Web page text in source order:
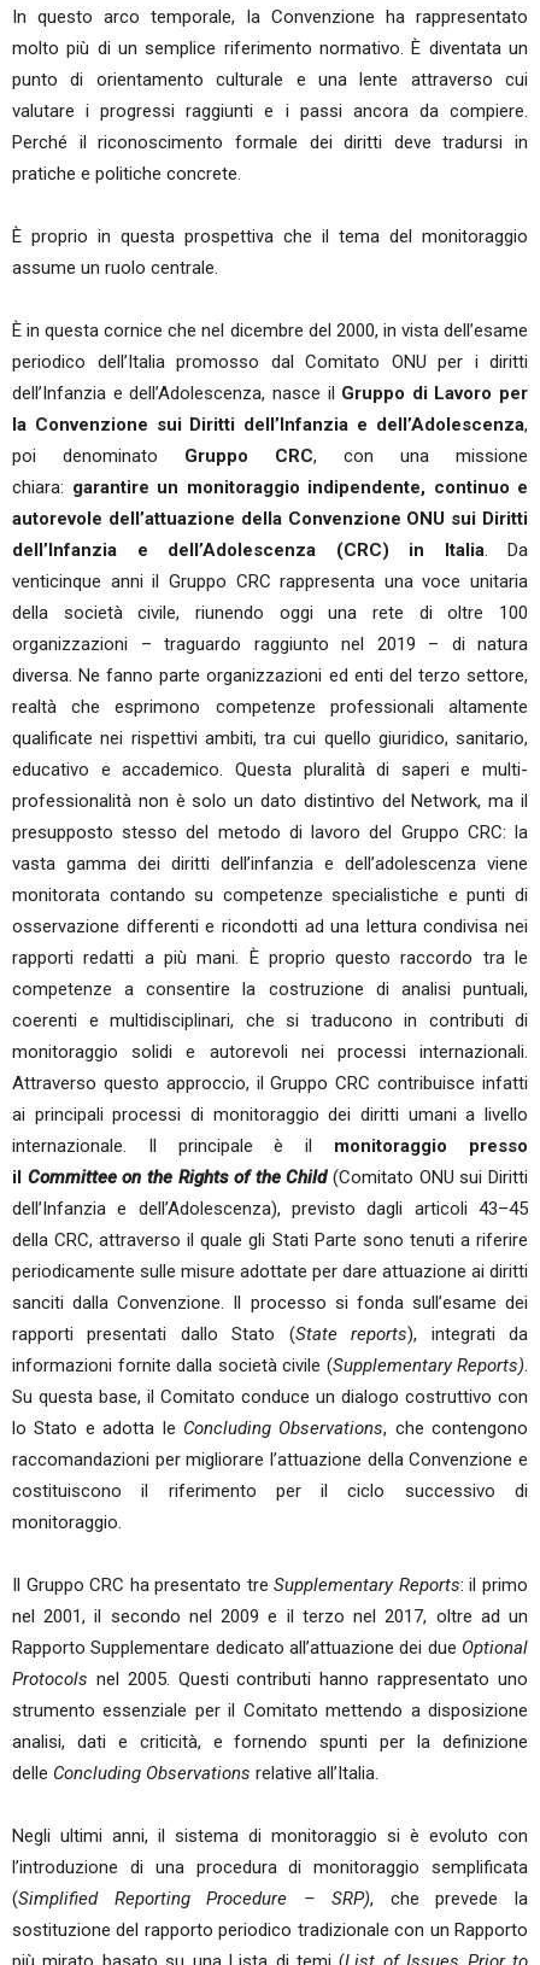
In questo arco temporale, la Convenzione ha rappresentato
molto più di un semplice riferimento normativo. È diventata un
punto di orientamento culturale e una lente attraverso cui
valutare i progressi raggiunti e i passi ancora da compiere.
Perché il riconoscimento formale dei diritti deve tradursi in
pratiche e politiche concrete.
È proprio in questa prospettiva che il tema del monitoraggio
assume un ruolo centrale.
È in questa cornice che nel dicembre del 2000, in vista dell’esame
periodico dell’Italia promosso dal Comitato ONU per i diritti
dell’Infanzia e dell’Adolescenza, nasce il Gruppo di Lavoro per
la Convenzione sui Diritti dell’Infanzia e dell’Adolescenza,
poi denominato Gruppo CRC, con una missione
chiara: garantire un monitoraggio indipendente, continuo e
autorevole dell’attuazione della Convenzione ONU sui Diritti
dell’Infanzia e dell’Adolescenza (CRC) in Italia. Da
venticinque anni il Gruppo CRC rappresenta una voce unitaria
della società civile, riunendo oggi una rete di oltre 100
organizzazioni – traguardo raggiunto nel 2019 – di natura
diversa. Ne fanno parte organizzazioni ed enti del terzo settore,
realtà che esprimono competenze professionali altamente
qualificate nei rispettivi ambiti, tra cui quello giuridico, sanitario,
educativo e accademico. Questa pluralità di saperi e multi-
professionalità non è solo un dato distintivo del Network, ma il
presupposto stesso del metodo di lavoro del Gruppo CRC: la
vasta gamma dei diritti dell’infanzia e dell’adolescenza viene
monitorata contando su competenze specialistiche e punti di
osservazione differenti e ricondotti ad una lettura condivisa nei
rapporti redatti a più mani. È proprio questo raccordo tra le
competenze a consentire la costruzione di analisi puntuali,
coerenti e multidisciplinari, che si traducono in contributi di
monitoraggio solidi e autorevoli nei processi internazionali.
Attraverso questo approccio, il Gruppo CRC contribuisce infatti
ai principali processi di monitoraggio dei diritti umani a livello
internazionale. Il principale è il monitoraggio presso
il Committee on the Rights of the Child(Comitato ONU sui Diritti
dell’Infanzia e dell’Adolescenza), previsto dagli articoli 43–45
della CRC, attraverso il quale gli Stati Parte sono tenuti a riferire
periodicamente sulle misure adottate per dare attuazione ai diritti
sanciti dalla Convenzione. Il processo si fonda sull’esame dei
rapporti presentati dallo Stato (State reports), integrati da
informazioni fornite dalla società civile (Supplementary Reports).
Su questa base, il Comitato conduce un dialogo costruttivo con
lo Stato e adotta le Concluding Observations, che contengono
raccomandazioni per migliorare l’attuazione della Convenzione e
costituiscono il riferimento per il ciclo successivo di
monitoraggio.
Il Gruppo CRC ha presentato treSupplementary Reports: il primo
nel 2001, il secondo nel 2009 e il terzo nel 2017, oltre ad un
Rapporto Supplementare dedicato all’attuazione dei due Optional
Protocols nel 2005. Questi contributi hanno rappresentato uno
strumento essenziale per il Comitato mettendo a disposizione
analisi, dati e criticità, e fornendo spunti per la definizione
delle Concluding Observations relative all’Italia.
Negli ultimi anni, il sistema di monitoraggio si è evoluto con
l’introduzione di una procedura di monitoraggio semplificata
(Simplified Reporting Procedure – SRP), che prevede la
sostituzione del rapporto periodico tradizionale con un Rapporto